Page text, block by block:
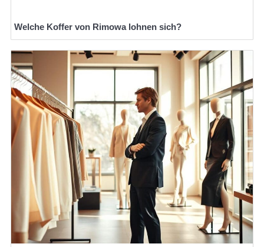
Welche Koffer von Rimowa lohnen sich?